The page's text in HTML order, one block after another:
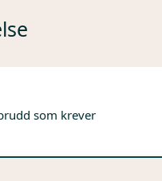
som krever